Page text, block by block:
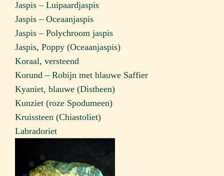
Jaspis – Luipaardjaspis
Jaspis – Oceaanjaspis
Jaspis – Polychroom jaspis
Jaspis, Poppy (Oceaanjaspis)
Koraal, versteend
Korund – Robijn met blauwe Saffier
Kyaniet, blauwe (Distheen)
Kunziet (roze Spodumeen)
Kruissteen (Chiastoliet)
Labradoriet